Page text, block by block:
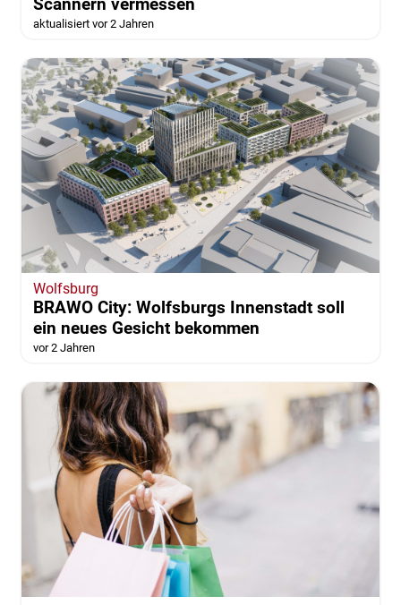
aktualisiert vor 2 Jahren
Wolfsburg
BRAWO City: Wolfsburgs Innenstadt soll
ein neues Gesicht bekommen
vor 2 Jahren